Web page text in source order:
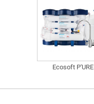
Ecosoft P'URE